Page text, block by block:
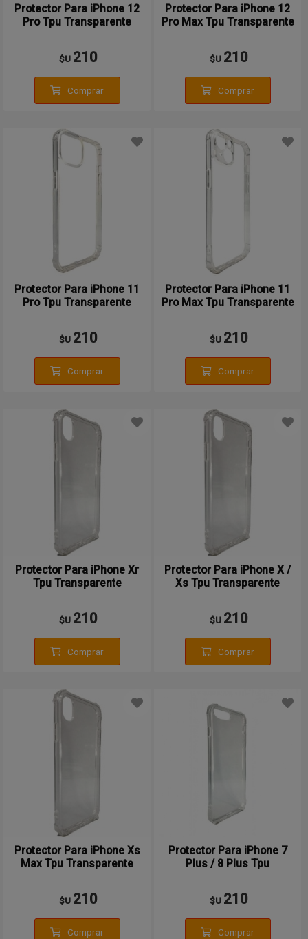
Protector Para iPhone 12
Pro Tpu Transparente
$U 210
Comprar
Protector Para iPhone 12
Pro Max Tpu Transparente
$U 210
Comprar
Protector Para iPhone 11
Pro Tpu Transparente
$U 210
Comprar
Protector Para iPhone 11
Pro Max Tpu Transparente
$U 210
Comprar
Protector Para iPhone Xr
Tpu Transparente
$U 210
Comprar
Protector Para iPhone X /
Xs Tpu Transparente
$U 210
Comprar
Protector Para iPhone Xs
Max Tpu Transparente
$U 210
Comprar
Protector Para iPhone 7
Plus / 8 Plus Tpu
$U 210
Comprar